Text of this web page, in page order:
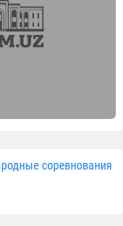
соревнования